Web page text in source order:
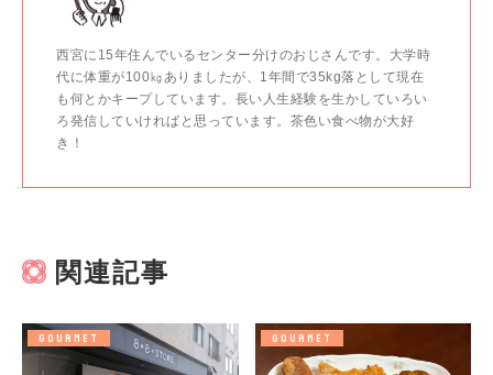
西宮に15年住んでいるセンター分けのおじさんです。大学時
代に体重が100㎏ありましたが、1年間で35kg落として現在
も何とかキープしています。長い人生経験を生かしていろい
ろ発信していければと思っています。茶色い食べ物が大好
き！
関連記事
GOURMET GOURMET